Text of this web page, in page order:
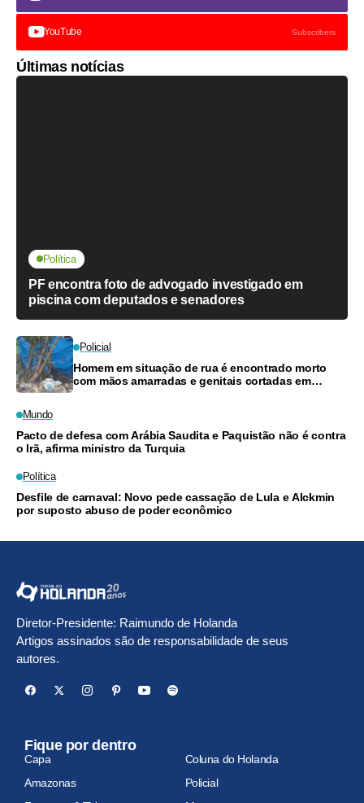
YouTube Subscribers
Últimas notícias
Política
PF encontra foto de advogado investigado em
piscina com deputados e senadores
Policial
Homem em situação de rua é encontrado morto
com mãos amarradas e genitais cortadas em
Mundo
Pacto de defesa com Arábia Saudita e Paquistão não é contra
o Irã, afirma ministro da Turquia
Política
Desfile de carnaval: Novo pede cassação de Lula e Alckmin
por suposto abuso de poder econômico
Diretor-Presidente: Raimundo de Holanda
Artigos assinados são de responsabilidade de seus
autores.
Fique por dentro
Capa
Coluna do Holanda
Amazonas
Policial